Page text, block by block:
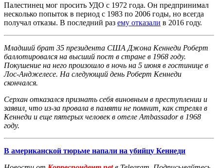
Палестинец мог просить УДО с 1972 года. Он предпринимал
несколько попыток в период с 1983 по 2006 годы, но всегда
получал отказы. В последний раз ему отказали в 2016 году.
Младший брат 35 президента США Джона Кеннеди Роберт
баллотировался на высший пост в стране в 1968 году.
Покушение на него произошло в ночь на 5 июня в гостинице в
Лос-Анджелесе. На следующий день Роберт Кеннеди
скончался.
Серхан отказался признать себя виновным в преступлении и
заявил, что из-за провала в памяти не помнит, как стрелял в
Кеннеди и еще пятерых человек в отеле Ambassador в 1968
году.
В американской тюрьме напали на убийцу Кеннеди